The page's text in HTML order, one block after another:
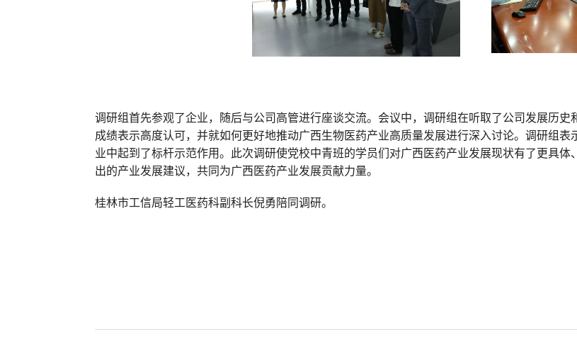
调研组首先参观了企业，随后与公司高管进行座谈交流。会议中，调研组在听取了公司发展历
成绩表示高度认可，并就如何更好地推动广西生物医药产业高质量发展进行深入讨论。调研组
业中起到了标杆示范作用。此次调研使党校中青班的学员们对广西医药产业发展现状有了更具
出的产业发展建议，共同为广西医药产业发展贡献力量。
桂林市工信局轻工医药科副科长倪勇陪同调研。